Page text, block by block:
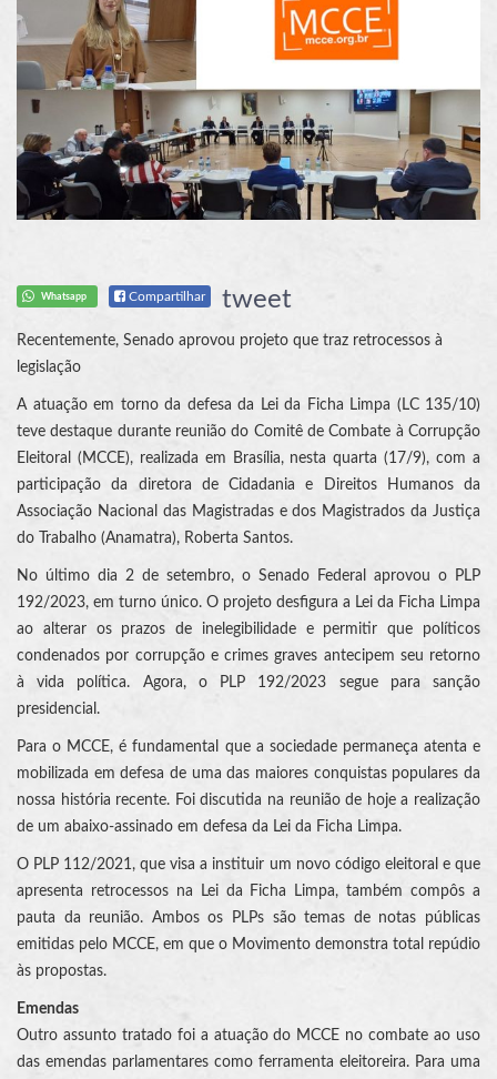
Whatsapp Compartilhar tweet
Recentemente, Senado aprovou projeto que traz retrocessos à
legislação
A atuação em torno da defesa da Lei da Ficha Limpa (LC 135/10)
teve destaque durante reunião do Comitê de Combate à Corrupção
Eleitoral (MCCE), realizada em Brasília, nesta quarta (17/9), com a
participação da diretora de Cidadania e Direitos Humanos da
Associação Nacional das Magistradas e dos Magistrados da Justiça
do Trabalho (Anamatra), Roberta Santos.
No último dia 2 de setembro, o Senado Federal aprovou o PLP
192/2023, em turno único. O projeto desfigura a Lei da Ficha Limpa
ao alterar os prazos de inelegibilidade e permitir que políticos
condenados por corrupção e crimes graves antecipem seu retorno
à vida política. Agora, o PLP 192/2023 segue para sanção
presidencial.
Para o MCCE, é fundamental que a sociedade permaneça atenta e
mobilizada em defesa de uma das maiores conquistas populares da
nossa história recente. Foi discutida na reunião de hoje a realização
de um abaixo-assinado em defesa da Lei da Ficha Limpa.
O PLP 112/2021, que visa a instituir um novo código eleitoral e que
apresenta retrocessos na Lei da Ficha Limpa, também compôs a
pauta da reunião. Ambos os PLPs são temas de notas públicas
emitidas pelo MCCE, em que o Movimento demonstra total repúdio
às propostas.
Emendas
Outro assunto tratado foi a atuação do MCCE no combate ao uso
das emendas parlamentares como ferramenta eleitoreira. Para uma